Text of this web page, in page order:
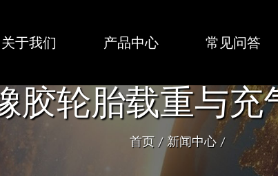
关于我们 产品中心 常见问答
胶轮胎载重与充
首页 / 新闻中心/